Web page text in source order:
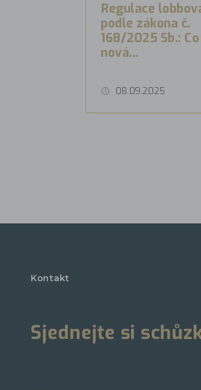
Regulace
podle zákona č.
168/2025 Sb.:
nová...
08.09.2025
Kontakt
Sjednejte si